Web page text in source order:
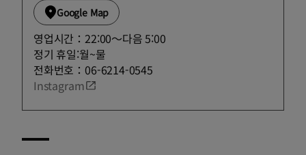
Google Map
영업시간：22:00〜다음 5:00
정기 휴일:월~물
전화번호：06-6214-0545
Instagram